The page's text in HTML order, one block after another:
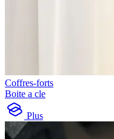
Coffres-forts
Boite a cle
Plus